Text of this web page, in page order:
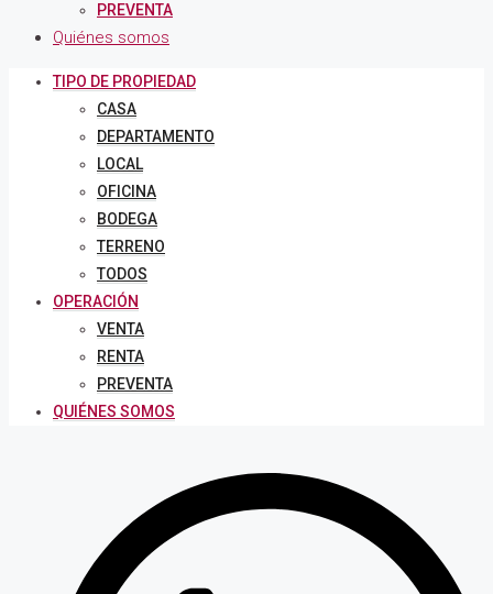
PREVENTA
Quiénes somos
TIPO DE PROPIEDAD
CASA
DEPARTAMENTO
LOCAL
OFICINA
BODEGA
TERRENO
TODOS
OPERACIÓN
VENTA
RENTA
PREVENTA
QUIÉNES SOMOS